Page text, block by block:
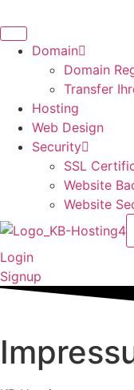
Inhalt
springenDomain
Domain
Transfer
Hosting
Web Design
Security
SSL
Website
Website
Login
Signup